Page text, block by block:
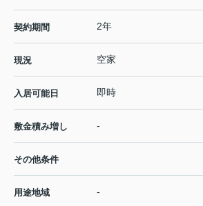
契約期間 2年
現況 空家
入居可能日 即時
敷金積み増し -
その他条件
用途地域 -